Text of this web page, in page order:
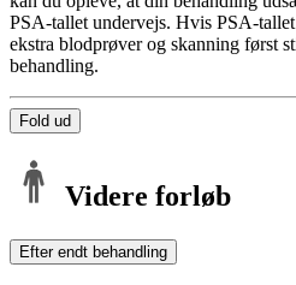
PSA-tallet undervejs. Hvis PSA-
ekstra blodprøver og skanning først
behandling.
Fold ud
Videre forløb
Efter endt behandling